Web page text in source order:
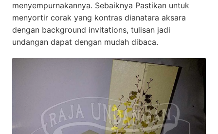
menyempurnakannya. Sebaiknya Pastikan untuk
menyortir corak yang kontras dianatara aksara
dengan background invitations, tulisan jadi
undangan dapat dengan mudah dibaca.